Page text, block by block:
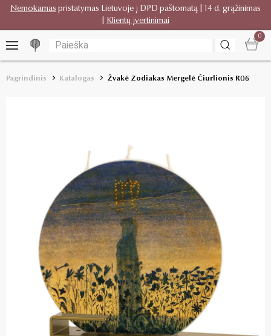
Nemokamas pristatymas Lietuvoje į DPD paštomatą | 14 d. grąžinimas
Klientų įvertinimai
0
Pagrindinis Katalogas Žvakė Zodiakas Mergelė Čiurlionis R06